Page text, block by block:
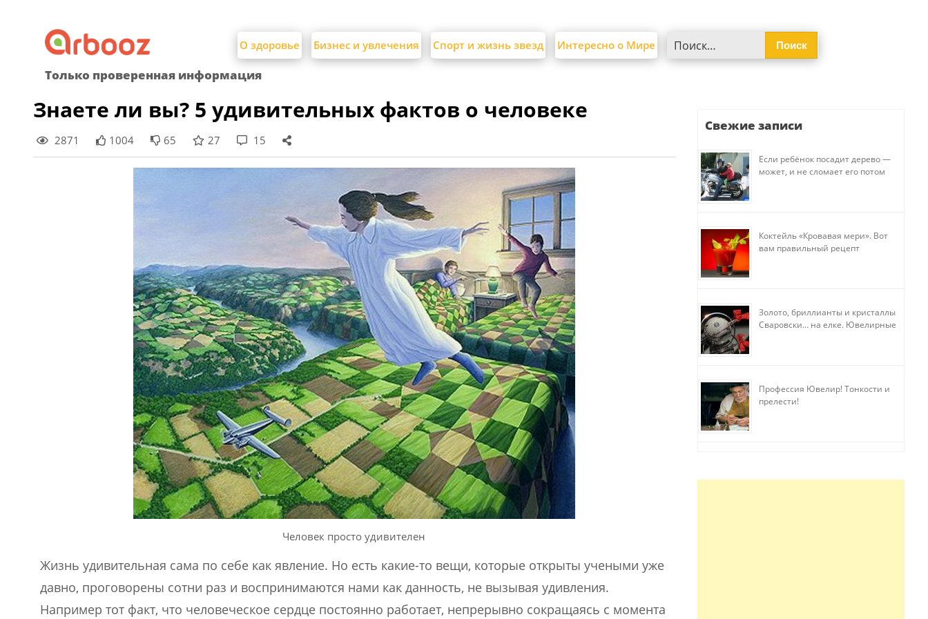
content
О здоровье Бизнес и увлечения Спорт и жизнь звезд Интересно о Мире
Только проверенная информация
Знаете ли вы? 5 удивительных фактов о человеке
2871 1004 65 27 15
Человек просто удивителен
Жизнь удивительная сама по себе как явление. Но есть какие-то вещи, которые открыты учеными уже
давно, проговорены сотни раз и воспринимаются нами как данность, не вызывая удивления.
Например тот факт, что человеческое сердце постоянно работает, непрерывно сокращаясь с момента
Свежие записи
Если ребёнок посадит дерево —
может, и не сломает его потом
Коктейль «Кровавая мери». Вот
вам правильный рецепт
Золото, бриллианты и кристаллы
Сваровски… на елке. Ювелирные
Профессия Ювелир! Тонкости и
прелести!